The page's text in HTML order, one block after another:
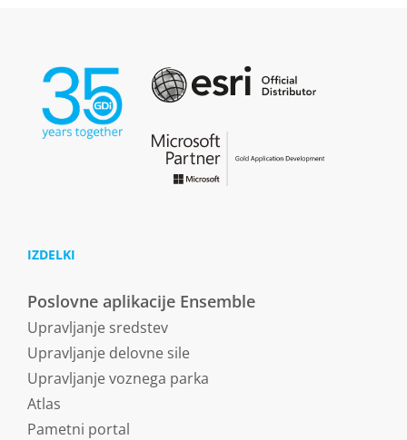
IZDELKI
Poslovne aplikacije Ensemble
Upravljanje sredstev
Upravljanje delovne sile
Upravljanje voznega parka
Atlas
Pametni portal